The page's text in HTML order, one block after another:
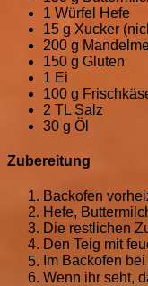
1 Würfel Hefe
15 g Xucker
200 g
150 g Gluten
1 Ei
100 g
2 TL Salz
30 g Öl
Zubereitung
Backofen
Hefe,
Die restlichen
Den Teig mit
Im Backofen
Wenn ihr seht,